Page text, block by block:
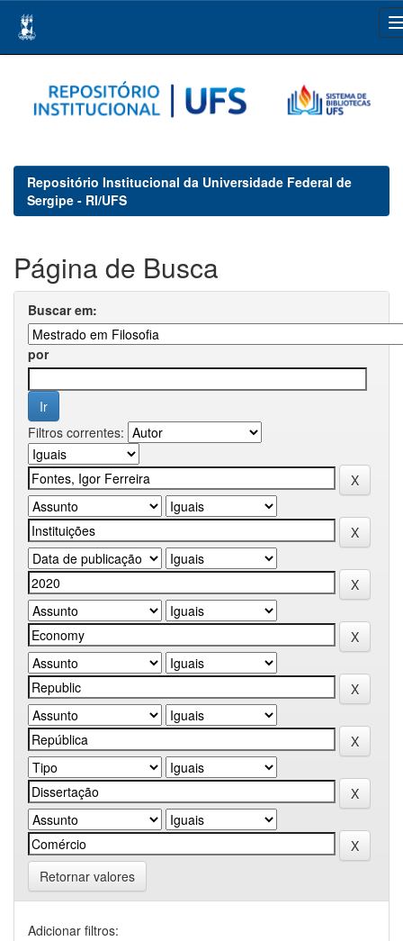
navigation
Repositório Institucional da Universidade Federal de
Sergipe - RI/UFS
Página de Busca
Buscar em:
por
Filtros correntes:
Retornar valores
Adicionar filtros: